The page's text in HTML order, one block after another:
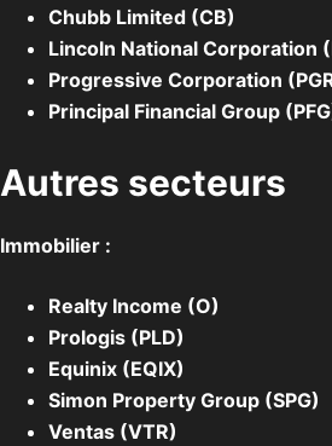
Chubb Limited (CB)
Lincoln National Corporation
Progressive Corporation
Principal Financial Group
Autres secteurs
Immobilier :
Realty Income (O)
Prologis (PLD)
Equinix (EQIX)
Simon Property Group (SPG)
Ventas (VTR)